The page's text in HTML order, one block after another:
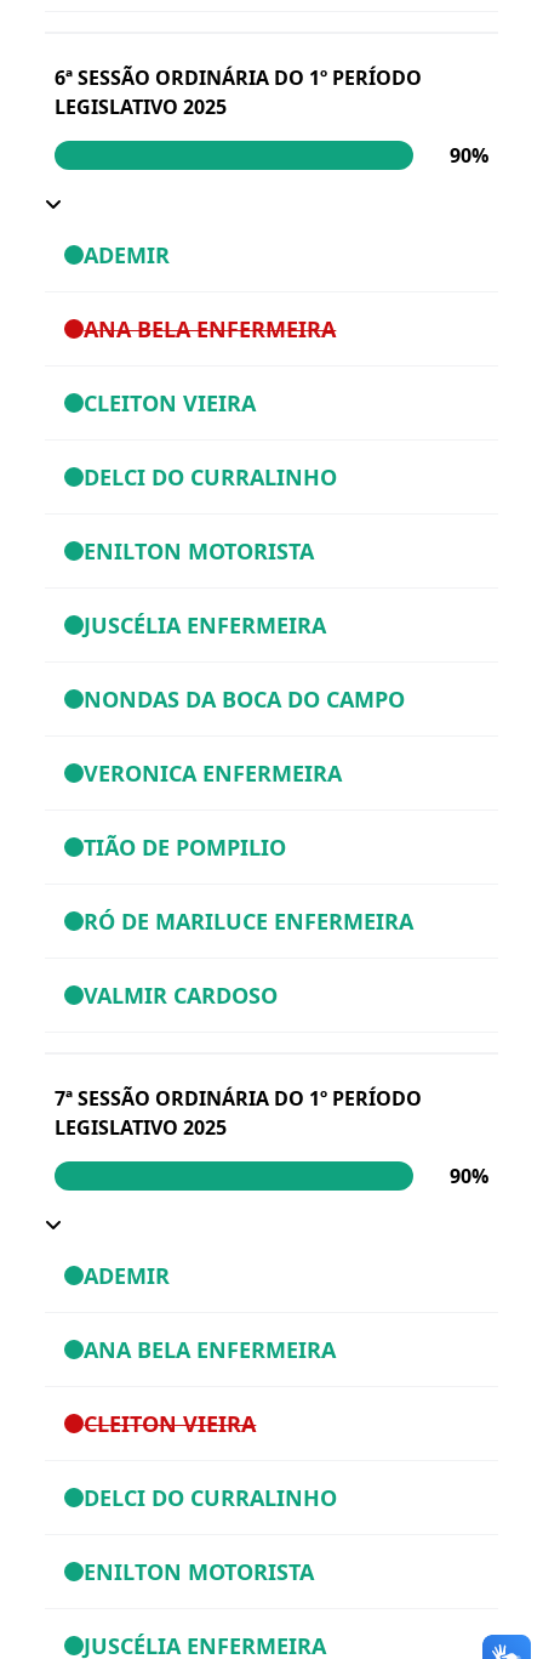
6ª SESSÃO ORDINÁRIA DO 1º PERÍODO
LEGISLATIVO 2025
90%
ADEMIR
ANA BELA ENFERMEIRA
CLEITON VIEIRA
DELCI DO CURRALINHO
ENILTON MOTORISTA
JUSCÉLIA ENFERMEIRA
NONDAS DA BOCA DO CAMPO
VERONICA ENFERMEIRA
TIÃO DE POMPILIO
RÓ DE MARILUCE ENFERMEIRA
VALMIR CARDOSO
7ª SESSÃO ORDINÁRIA DO 1º PERÍODO
LEGISLATIVO 2025
90%
ADEMIR
ANA BELA ENFERMEIRA
CLEITON VIEIRA
DELCI DO CURRALINHO
ENILTON MOTORISTA
JUSCÉLIA ENFERMEIRA